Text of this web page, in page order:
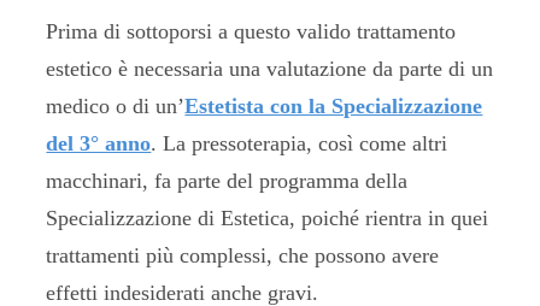
Prima di sottoporsi a questo valido trattamento
estetico è necessaria una valutazione da parte di un
medico o di un’Estetista con la Specializzazione
del 3° anno. La pressoterapia, così come altri
macchinari, fa parte del programma della
Specializzazione di Estetica, poiché rientra in quei
trattamenti più complessi, che possono avere
effetti indesiderati anche gravi.